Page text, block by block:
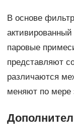
В основе
паровые
представляют
различаются
меняют по мере